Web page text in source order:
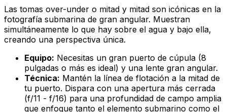
Las tomas over-under o mitad y mitad son icónicas en la
fotografía submarina de gran angular. Muestran
simultáneamente lo que hay sobre el agua y bajo ella,
creando una perspectiva única.
Equipo: Necesitas un gran puerto de cúpula (8
pulgadas o más es ideal) y una lente gran angular.
Técnica: Mantén la línea de flotación a la mitad de
tu puerto. Dispara con una apertura más cerrada
(f/11 - f/16) para una profundidad de campo amplia
que enfoque tanto el elemento submarino como el